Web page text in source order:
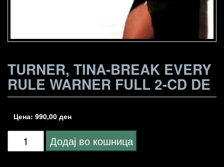
TURNER, TINA-BREAK EVERY
RULE WARNER FULL 2-CD DE
Цена: 990,00 ден
Turner,
Додај во кошница